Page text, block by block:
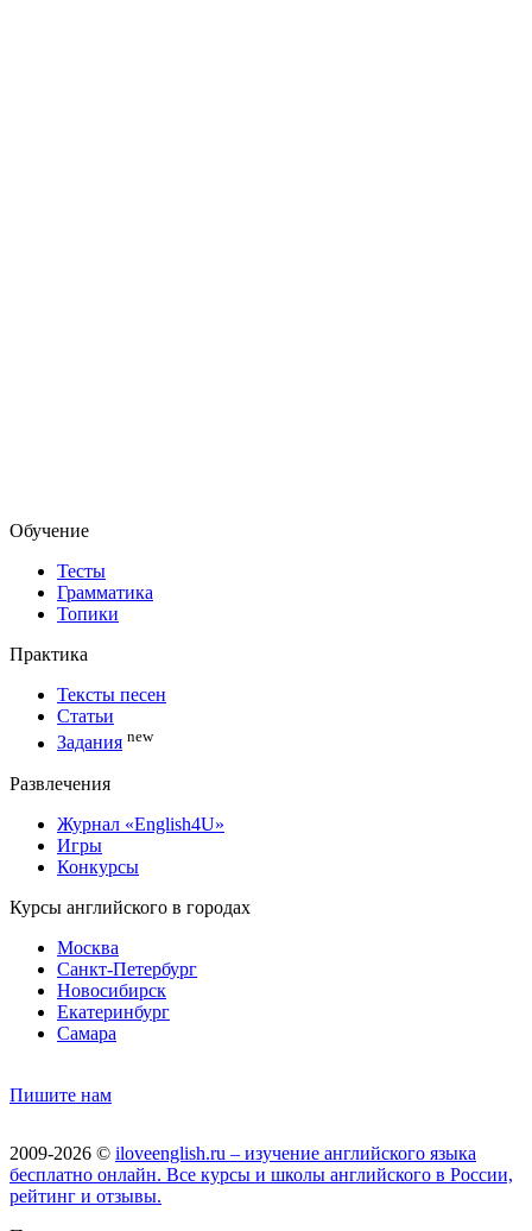
Обучение
Тесты
Грамматика
Топики
Практика
Тексты песен
Статьи
Задания new
Развлечения
Журнал «English4U»
Игры
Конкурсы
Курсы английского в городах
Москва
Санкт-Петербург
Новосибирск
Екатеринбург
Самара
Пишите нам
2009-2026 © iloveenglish.ru – изучение английского языка
бесплатно онлайн. Все курсы и школы английского в России,
рейтинг и отзывы.